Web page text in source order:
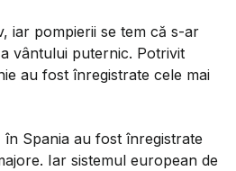
iar pompierii se tem că s-ar
vântului puternic. Potrivit
au fost înregistrate cele mai
Spania au fost înregistrate
Iar sistemul european de